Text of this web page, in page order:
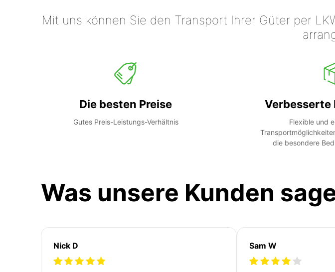
Mit uns können Sie den Transport Ihrer Güter per
Die besten Preise
Gutes Preis-Leistungs-Verhältnis
Verbesserte
Flexible und
die besondere
Was unsere Kunden
Nick D Sam W